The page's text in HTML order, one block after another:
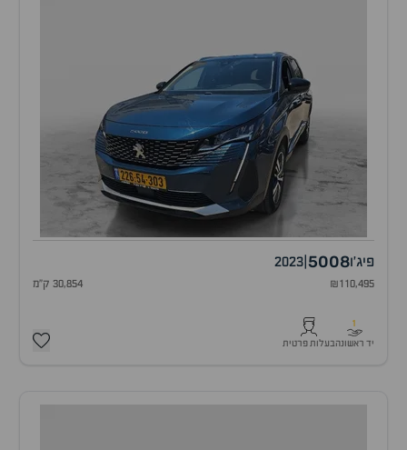
פיג'ו5008
2023
₪110,495 30,854 ק"מ
1
יד ראשונהבעלות פרטית